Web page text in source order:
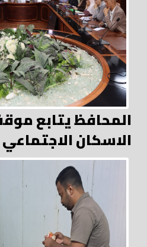
المحافظ يتابع
الاسكان الاجتماعي